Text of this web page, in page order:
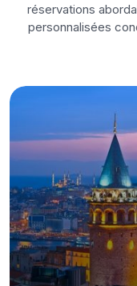
réservations
personnalisées